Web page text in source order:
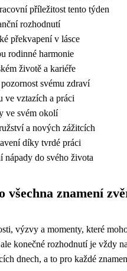
příležitost tento týden
rozhodnutí
překvapení v lásce
rodinné harmonie
životě a kariéře
svému zdraví
ve vztazích a práci
ve svém okolí
a nových zážitcích
díky tvrdé práci
nápady do svého života
všechna znamení
výzvy a momenty, které
konečné rozhodnutí je vždy
dnech, a to pro každé